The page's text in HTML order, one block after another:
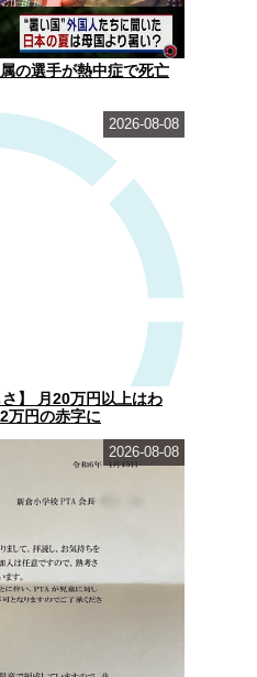
の選手が熱中症で死亡
】 月20万円以上はわ
万円の赤字に
2026-08-08
2026-08-08